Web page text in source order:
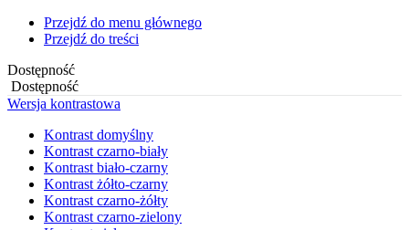
Przejdź do menu głównego
Przejdź do treści
Dostępność
Dostępność
Wersja kontrastowa
Kontrast domyślny
Kontrast czarno-biały
Kontrast biało-czarny
Kontrast żółto-czarny
Kontrast czarno-żółty
Kontrast czarno-zielony